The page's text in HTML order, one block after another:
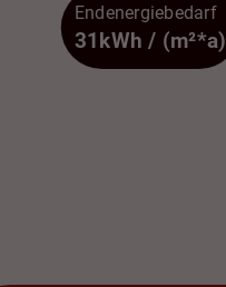
Endenergiebedarf
31kWh / (m²*a)